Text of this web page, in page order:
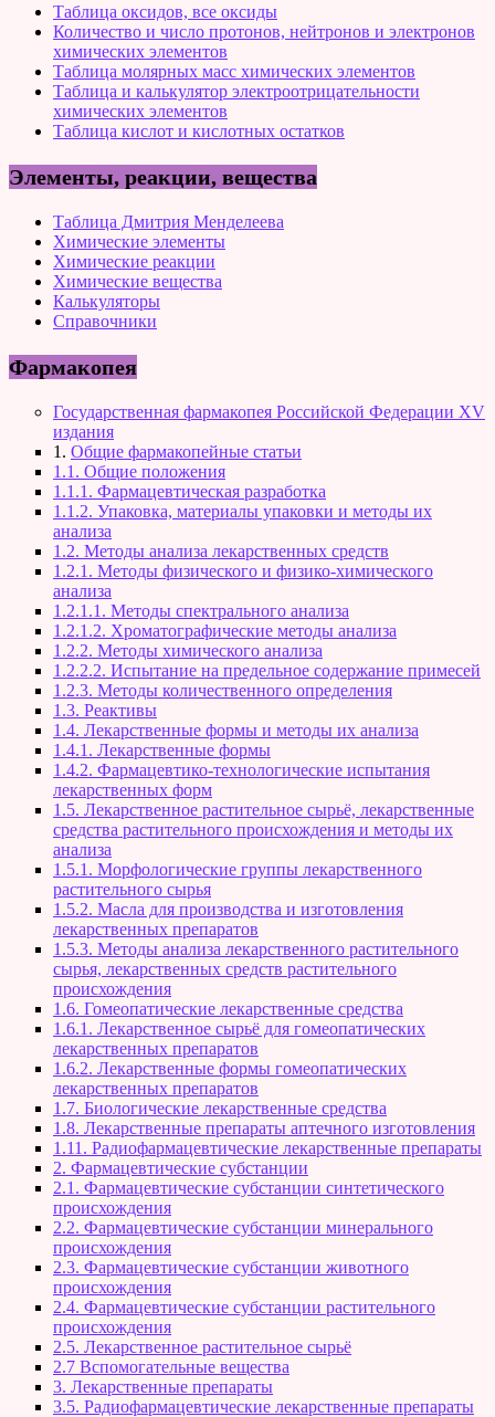
Таблица оксидов, все оксиды
Количество и число протонов, нейтронов и электронов
химических элементов
Таблица молярных масс химических элементов
Таблица и калькулятор электроотрицательности
химических элементов
Таблица кислот и кислотных остатков
Элементы, реакции, вещества
Таблица Дмитрия Менделеева
Химические элементы
Химические реакции
Химические вещества
Калькуляторы
Справочники
Фармакопея
Государственная фармакопея Российской Федерации XV
издания
1. Общие фармакопейные статьи
1.1. Общие положения
1.1.1. Фармацевтическая разработка
1.1.2. Упаковка, материалы упаковки и методы их
анализа
1.2. Методы анализа лекарственных средств
1.2.1. Методы физического и физико-химического
анализа
1.2.1.1. Методы спектрального анализа
1.2.1.2. Хроматографические методы анализа
1.2.2. Методы химического анализа
1.2.2.2. Испытание на предельное содержание примесей
1.2.3. Методы количественного определения
1.3. Реактивы
1.4. Лекарственные формы и методы их анализа
1.4.1. Лекарственные формы
1.4.2. Фармацевтико-технологические испытания
лекарственных форм
1.5. Лекарственное растительное сырьё, лекарственные
средства растительного происхождения и методы их
анализа
1.5.1. Морфологические группы лекарственного
растительного сырья
1.5.2. Масла для производства и изготовления
лекарственных препаратов
1.5.3. Методы анализа лекарственного растительного
сырья, лекарственных средств растительного
происхождения
1.6. Гомеопатические лекарственные средства
1.6.1. Лекарственное сырьё для гомеопатических
лекарственных препаратов
1.6.2. Лекарственные формы гомеопатических
лекарственных препаратов
1.7. Биологические лекарственные средства
1.8. Лекарственные препараты аптечного изготовления
1.11. Радиофармацевтические лекарственные препараты
2. Фармацевтические субстанции
2.1. Фармацевтические субстанции синтетического
происхождения
2.2. Фармацевтические субстанции минерального
происхождения
2.3. Фармацевтические субстанции животного
происхождения
2.4. Фармацевтические субстанции растительного
происхождения
2.5. Лекарственное растительное сырьё
2.7 Вспомогательные вещества
3. Лекарственные препараты
3.5. Радиофармацевтические лекарственные препараты